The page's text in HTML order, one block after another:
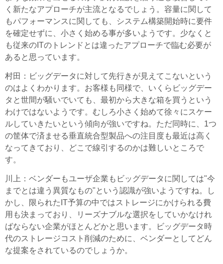
く新たなアプローチが主流となるでしょう。容量に関して
もパフォーマンスに関しても、システム構築開始時に要件
を確定せずに、小さく始める事が多いようです。少なくと
も従来のITのトレンドとは違ったアプローチで臨む必要が
あると思っています。
村田 ：ビッグデータに対して先行きが見えてこないという
のはよくわかります。お客様も同様で、いくらビッグデー
タと世間が騒いでいても、最初から大きな箱を買うという
わけではないようです。むしろ小さく始めて徐々にスケー
ルしていきたいという傾向が強いですね。ただ同時に、1つ
の筐体で済ませる垂直統合型製品への注目度も最近は高く
なってきており、どこで線引するのかは難しいところで
す。
川上 ：ベンダーもユーザ企業もビッグデータに関しては"今
までとは違う異質なもの"という認識が強いようですね。し
かし、限られたIT予算の中ではストレージにかけられる費
用も決まっており、リーズナブルな選択をしていかなけれ
ばならない企業がほとんどかと思います。ビッグデータ時
代のストレージコスト削減のために、ベンダーとしてどん
な提案をされているのでしょうか。